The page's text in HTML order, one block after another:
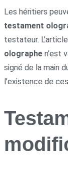
Les héritiers
testament
testateur.
olographe n’est
signé de la main
l’existence de